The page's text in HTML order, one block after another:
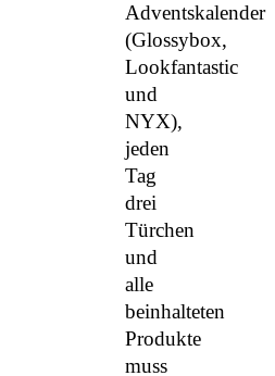
Adventskalender
(Glossybox,
Lookfantastic
und
NYX),
jeden
Tag
drei
Türchen
und
alle
beinhalteten
Produkte
muss